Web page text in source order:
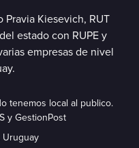
Pravia Kiesevich, RUT
estado con RUPE y
empresas de nivel
tenemos local al publico.
y GestionPost
Uruguay